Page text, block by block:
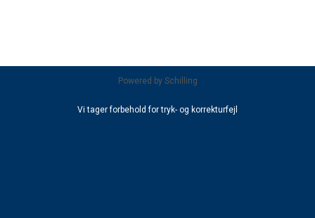
Powered by Schilling
Vi tager forbehold for tryk- og korrekturfejl